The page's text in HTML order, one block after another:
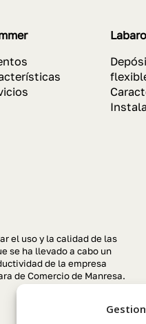
el uso y la calidad de las
se ha llevado a cabo un
de la empresa
de Comercio de Manresa.